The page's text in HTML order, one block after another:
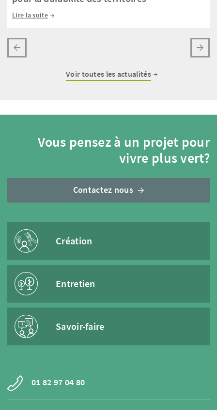
Lire la suite
Voir toutes les actualités
Vous pensez à un projet pour
vivre plus vert?
Contactez nous
Création
Entretien
Savoir-faire
01 82 97 04 80